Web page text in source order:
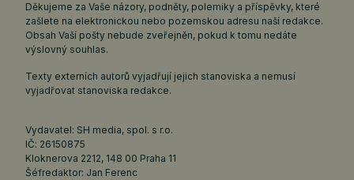
Děkujeme za Vaše názory, podněty, polemiky a příspěvky, které
zašlete na elektronickou nebo pozemskou adresu naší redakce.
Obsah Vaší pošty nebude zveřejněn, pokud k tomu nedáte
výslovný souhlas.
Texty externích autorů vyjadřují jejich stanoviska a nemusí
vyjadřovat stanoviska redakce.
Vydavatel: SH media, spol. s r.o.
IČ: 26150875
Kloknerova 2212, 148 00 Praha 11
Šéfredaktor: Jan Ferenc